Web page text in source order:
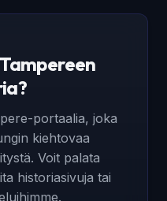
portaalia, joka
kiehtovaa
Voit palata
historiasivuja tai